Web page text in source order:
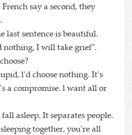
say a second, they
last sentence is beautiful.
nothing, I will take grief".
l'd choose nothing. It's
a compromise. l want all or
asleep. It separates people.
together, you're all